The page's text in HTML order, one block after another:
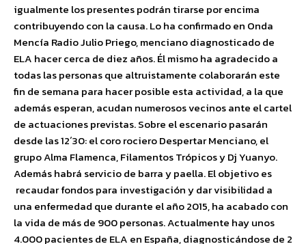
igualmente los presentes podrán tirarse por encima
contribuyendo con la causa. Lo ha confirmado en Onda
Mencía Radio Julio Priego, menciano diagnosticado de
ELA hacer cerca de diez años. Él mismo ha agradecido a
todas las personas que altruistamente colaborarán este
fin de semana para hacer posible esta actividad, a la que
además esperan, acudan numerosos vecinos ante el cartel
de actuaciones previstas. Sobre el escenario pasarán
desde las 12´30: el coro rociero Despertar Menciano, el
grupo Alma Flamenca, Filamentos Trópicos y Dj Yuanyo.
Además habrá servicio de barra y paella. El objetivo es
recaudar fondos para investigación y dar visibilidad a
una enfermedad que durante el año 2015, ha acabado con
la vida de más de 900 personas. Actualmente hay unos
4.000 pacientes de ELA en España, diagnosticándose de 2